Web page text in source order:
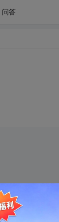
问答